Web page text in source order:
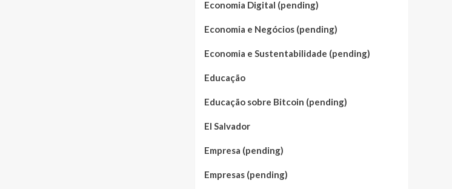
Economia Digital (pending)
Economia e Negócios (pending)
Economia e Sustentabilidade (pending)
Educação
Educação sobre Bitcoin (pending)
El Salvador
Empresa (pending)
Empresas (pending)